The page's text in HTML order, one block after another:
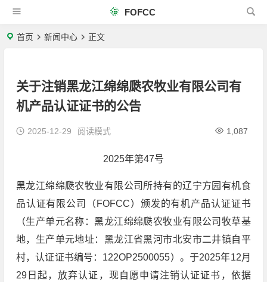
FOFCC
首页 新闻中心 正文
关于注销黑龙江绵绵瓞农牧业有限公司有
机产品认证证书的公告
2025-12-29 1,087
阅读模式
2025年第47号
黑龙江绵绵瓞农牧业有限公司所持有的辽宁方园有机食
品认证有限公司（FOFCC）颁发的有机产品认证证书
（生产单元名称：黑龙江绵绵瓞农牧业有限公司牧草基
地，生产单元地址：黑龙江省黑河市北安市二井镇自平
村，认证证书编号：122OP2500055）。于2025年12月
29日起，放弃认证，现自愿申请注销认证证书，依据